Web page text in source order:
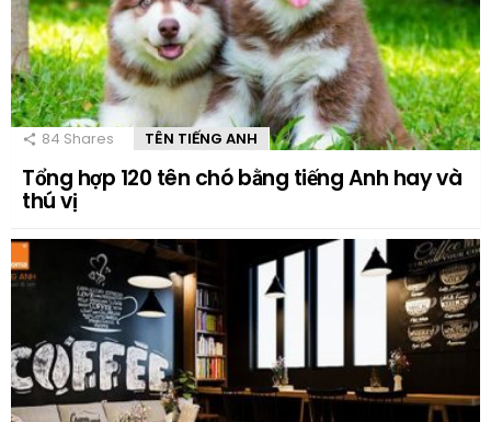
84 Shares TÊN TIẾNG ANH
Tổng hợp 120 tên chó bằng tiếng Anh hay và
thú vị